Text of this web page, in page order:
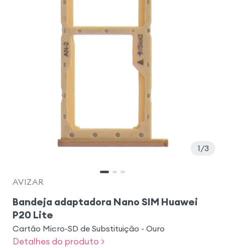
1 3
AVIZAR
Bandeja adaptadora Nano SIM Huawei
P20 Lite
Cartão Micro-SD de Substituição - Ouro
Detalhes do produto >